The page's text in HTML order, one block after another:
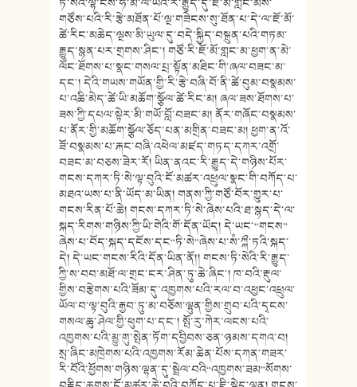
གཙོས་པའི་རི་རྩེ་མཐོན་པོ་ལྔ་གཟེངས་སུ་ཐོན་པ་དེ་ལ་ཇོ་མོ་
ཚེ་རིང་མཆེད་ལྔས་མི་ཡུལ་དུ་བདེ་སྐྱིད་བསྐྲུན་པའི་གཏམ་
རྒྱུད་སྙན་པར་གྲགས་ཤིང༌། གཙོ་རི་ཇོ་མོ་གླང་མ་ཕྱག་ན་མེ་
ལོང་ཐོགས་པ་སྣང་གསལ་པྲ་སྟོན་མཐིང་གི་ཞལ་བཟང་མ་
དང༌། དེའི་གཡས་གཡོན་གྱི་རི་རྩེ་བཞི་བོ་ནི་ཚེ་བུམ་བསྣམས་
པ་འཆི་མེད་ཚེ་ཡི་མཆོག་སྩོལ་ཚེ་རིང་མ། ཞལ་ཟས་ཐོགས་པ་
ཟས་ཀྱི་དཔལ་སྟེར་མི་གཡོ་བློ་བཟང་མ། ནོར་གཞོང་བསྣམས་
པ་ནོར་གྱི་མཆོག་སྩོལ་ཅོད་པན་མགྲིན་བཟང་མ། ཕྱག་ན་འོ་
ཟོ་བསྣམས་པ་རྐང་བཞི་འཕེལ་མཛད་གཏད་དཀར་འགྲོ་
བཟང་མ་བཅས་ཟེར་རོ། ཡིན་ནའང་རི་རྒྱུད་དེ་གཉིས་པོར་
གངས་དཀར་ཏི་སེ་ལྟ་བུའི་ངོ་མཚར་འཕྲུལ་སྣང་གི་བཀོད་པ་
མཐའ་ཡས་པ་ནི་ཡོད་མ་ཡིན། གནས་ཀྱི་གཙོ་བོར་གྱུར་པ་
གངས་རིན་པོ་ཆེ། གངས་དཀར་ཏི་སེ་ཞེས་པའི་ཐ་སྙད་དེ་ལ་
སྐད་རིགས་གཉིས་ཀྱི་ཡི་གེའི་གོ་དོན་ཡོད། དེ་ཡང་“གངས”
ཞེས་པ་བོད་སྐད་དངོས་དང“ཏི་སེ”ཞེས་པ་སཾ་ཀྐྀ་ཏའི་སྐད་
དེ། དེ་ཡང་གངས་རིའི་དོན་ཡིན་ནོ།། གངས་ཏི་སེའི་རི་རྒྱུད་
ཀྱི་ས་བབ་མཐོ་ལ་གྲང་ངར་ཤིན་ཏུ་ཆེ་ཞིང༌། ཁ་བའི་རྡུལ་
གྱིས་བརྩེགས་པའི་ཟོམ་དུ་འཁྱགས་པའི་རལ་བ་འཕྱང་འཕྲུལ་
ཡོལ་བ་ལྟ་བུའི་རྒྱབ་ཏུ་མ་བཅོས་ལྷུན་གྱིས་གྲུབ་པའི་དྭངས་
གསལ་ཆུ་ཤེལ་གྱི་ཕུག་པ་དང༌། སྤོ་རུ་ཀེར་ལངས་པའི་
འཁྱགས་པའི་མྱུ་གུ་སྤེན་ཏོག་དབྱིབས་ཅན་ཉམས་དགའ་བ།
སྲ་ཞིང་མཁྲེགས་པའི་འཁྱགས་རོམ་ཆེན་པོས་དཀན་གཟར་
རི་བོའི་ཕྱོགས་གཉིས་ལྷན་དུ་སྦྲེལ་བའི“འཁྱགས་ཟམ”སོགས་